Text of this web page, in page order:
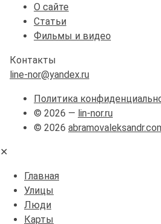
О сайте
Статьи
Фильмы и видео
Контакты
line-nor@yandex.ru
Политика
© 2026 — lin-nor.ru
© 2026
✕
Главная
Улицы
Люди
Карты